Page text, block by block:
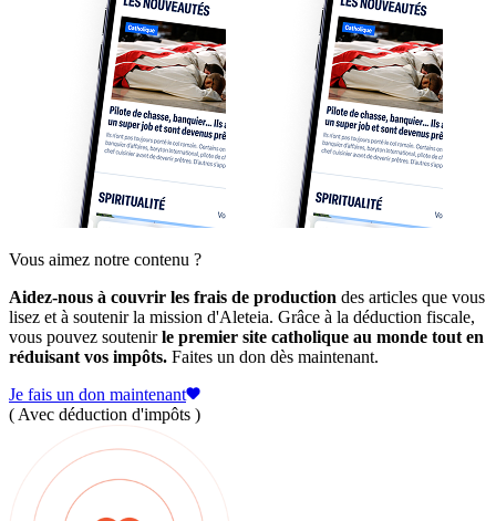
Vous aimez notre contenu ?
Aidez-nous à couvrir les frais de production des articles que vous
lisez et à soutenir la mission d'Aleteia. Grâce à la déduction fiscale,
vous pouvez soutenirle premier site catholique au monde tout en
réduisant vos impôts. Faites un don dès maintenant.
Je fais un don maintenant
( Avec déduction d'impôts )